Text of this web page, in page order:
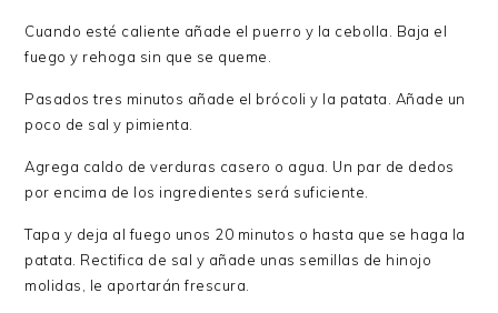
Cuando esté caliente añade el puerro y la cebolla. Baja el
fuego y rehoga sin que se queme.
Pasados tres minutos añade el brócoli y la patata. Añade un
poco de sal y pimienta.
Agrega caldo de verduras casero o agua. Un par de dedos
por encima de los ingredientes será suficiente.
Tapa y deja al fuego unos 20 minutos o hasta que se haga la
patata. Rectifica de sal y añade unas semillas de hinojo
molidas, le aportarán frescura.